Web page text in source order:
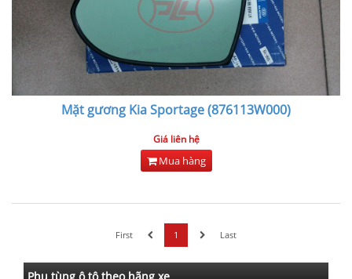
Mặt gương Kia Sportage (876113W000)
Giá liên hệ
Mua hàng
First 1 Last